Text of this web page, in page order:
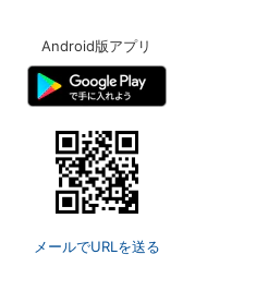
Android版アプリ
メールでURLを送る